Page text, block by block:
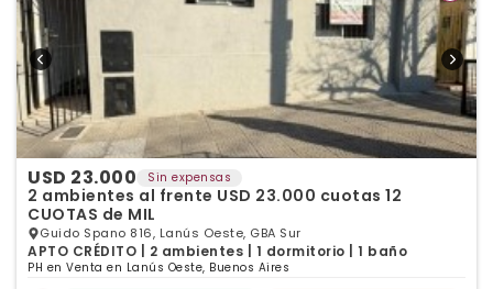
USD 23.000 Sin expensas
2 ambientes al frente USD 23.000 cuotas 12
CUOTAS de MIL
Guido Spano 816, Lanús Oeste, GBA Sur
APTO CRÉDITO | 2 ambientes | 1 dormitorio | 1 baño
PH en Venta en Lanús Oeste, Buenos Aires